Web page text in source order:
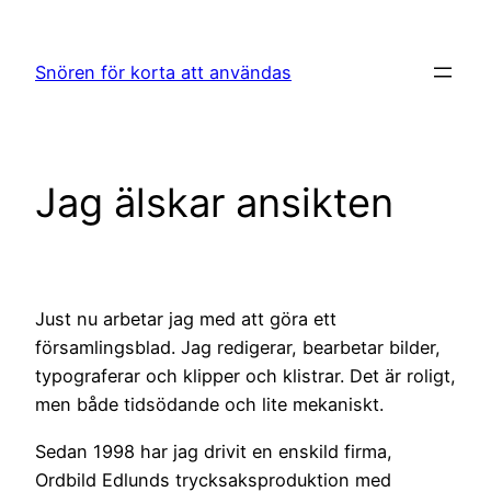
innehåll
Snören för korta att användas
Jag älskar ansikten
Just nu arbetar jag med att göra ett
församlingsblad. Jag redigerar, bearbetar bilder,
typograferar och klipper och klistrar. Det är roligt,
men både tidsödande och lite mekaniskt.
Sedan 1998 har jag drivit en enskild firma,
Ordbild Edlunds trycksaksproduktion med